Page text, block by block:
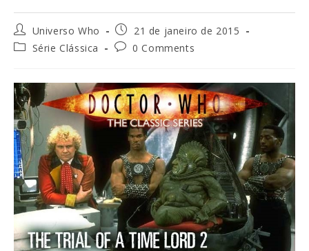
Universo Who
21 de janeiro de 2015
Série Clássica
0 Comments